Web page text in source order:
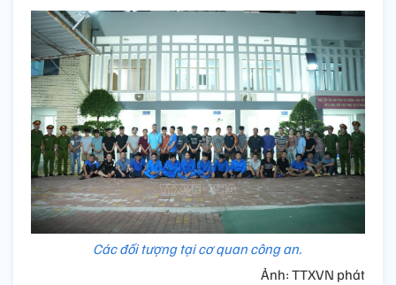
Các đối tượng tại cơ quan công an.
Ảnh: TTXVN phát